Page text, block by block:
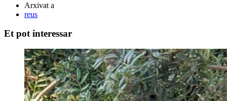
Arxivat a
reus
Et pot interessar